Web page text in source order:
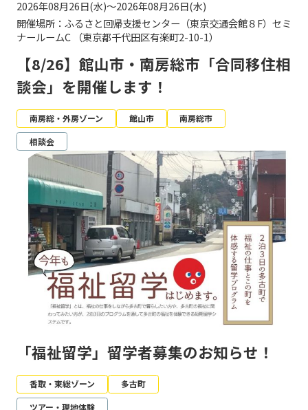
2026年08月26日(水)～2026年08月26日(水)
開催場所：ふるさと回帰支援センター（東京交通会館８F）セミ
ナールームC （東京都千代田区有楽町2-10-1）
【8/26】館山市・南房総市「合同移住相
談会」を開催します！
南房総・外房ゾーン 館山市
南房総市
相談会
「福祉留学」留学者募集のお知らせ！
香取・東総ゾーン
多古町
ツアー・現地体験